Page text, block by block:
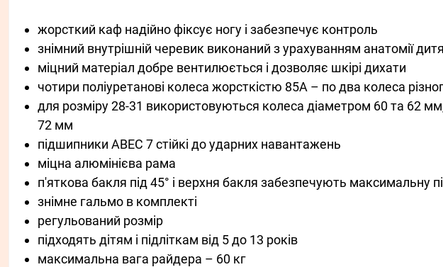
жорсткий каф надійно фіксує ногу і забезпечує контроль
знімний внутрішній черевик виконаний з урахуванням анатомії
міцний матеріал добре вентилюється і дозволяє шкірі дихати
чотири поліуретанові колеса жорсткістю 85А – по два колеса
для розміру 28-31 використовуються колеса діаметром 60 та 62
72 мм
підшипники ABEC 7 стійкі до ударних навантажень
міцна алюмінієва рама
п'яткова бакля під 45° і верхня бакля забезпечують максимальну
знімне гальмо в комплекті
регульований розмір
підходять дітям і підліткам від 5 до 13 років
максимальна вага райдера – 60 кг